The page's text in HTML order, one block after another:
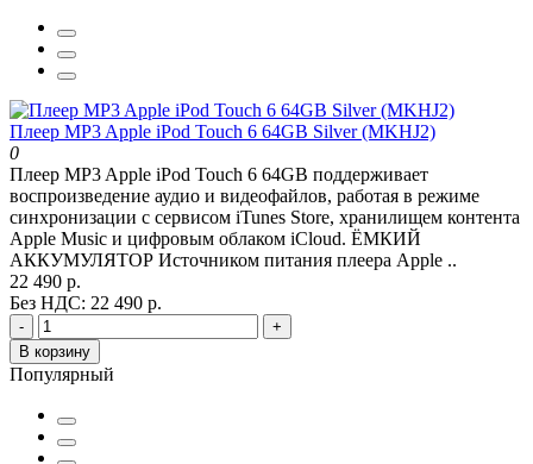
Плеер MP3 Apple iPod Touch 6 64GB Silver (MKHJ2)
0
Плеер MP3 Apple iPod Touch 6 64GB поддерживает
воспроизведение аудио и видеофайлов, работая в режиме
синхронизации с сервисом iTunes Store, хранилищем контента
Apple Music и цифровым облаком iCloud. ЁМКИЙ
АККУМУЛЯТОР Источником питания плеера Apple ..
22 490 р.
Без НДС: 22 490 р.
-
+
В корзину
Популярный